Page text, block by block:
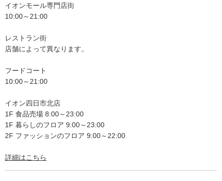
イオンモール専門店街
10:00～21:00
レストラン街
店舗によって異なります。
フードコート
10:00～21:00
イオン四日市北店
1F 食品売場 8:00～23:00
1F 暮らしのフロア 9:00～23:00
2F ファッションのフロア 9:00～22:00
詳細はこちら